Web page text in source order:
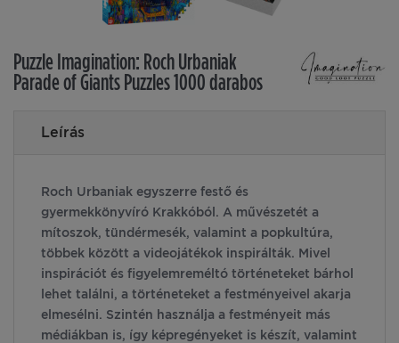
Puzzle Imagination: Roch Urbaniak
Parade of Giants Puzzles 1000 darabos
Leírás
Roch Urbaniak egyszerre festő és
gyermekkönyvíró Krakkóból. A művészetét a
mítoszok, tündérmesék, valamint a popkultúra,
többek között a videojátékok inspirálták. Mivel
inspirációt és figyelemreméltó történeteket bárhol
lehet találni, a történeteket a festményeivel akarja
elmesélni. Szintén használja a festményeit más
médiákban is, így képregényeket is készít, valamint